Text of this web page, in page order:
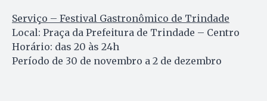
Serviço – Festival Gastronômico de Trindade
Local: Praça da Prefeitura de Trindade – Centro
Horário: das 20 às 24h
Período de 30 de novembro a 2 de dezembro